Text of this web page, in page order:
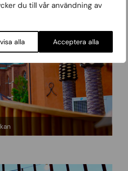
du till vår användning av
alla Acceptera alla